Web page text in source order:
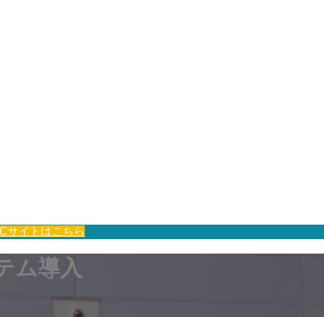
サイトはこちら
ム導入